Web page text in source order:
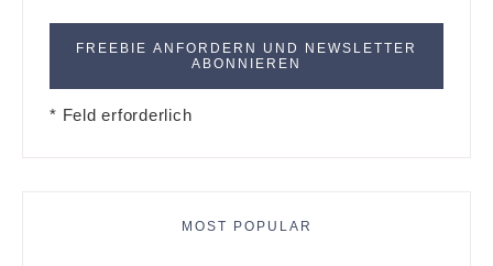
* Feld erforderlich
MOST POPULAR